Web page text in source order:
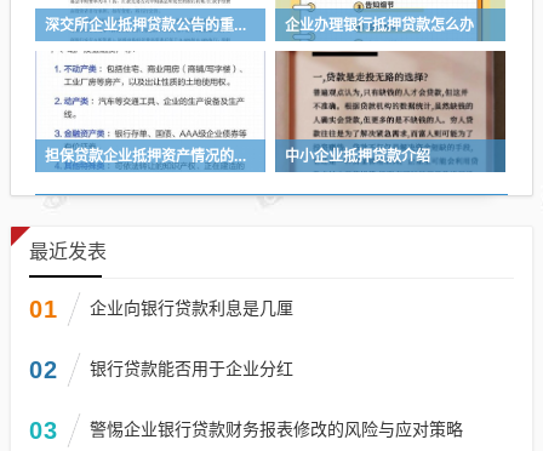
深交所企业抵押贷款公告的重要性与影响 企业办理银行抵押贷款怎么办
担保贷款企业抵押资产情况的重要性与分析 中小企业抵押贷款介绍
最近发表
01 企业向银行贷款利息是几厘
02 银行贷款能否用于企业分红
03 警惕企业银行贷款财务报表修改的风险与应对策略